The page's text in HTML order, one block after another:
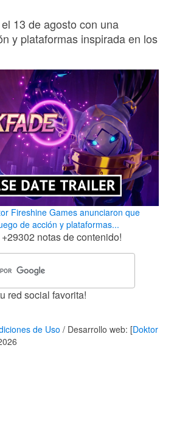
13 de agosto con una
y plataformas inspirada en los
Fireshine Games anunciaron que
de acción y plataformas...
+29302 notas de contenido!
red social favorita!
de Uso / Desarrollo web: [Doktor